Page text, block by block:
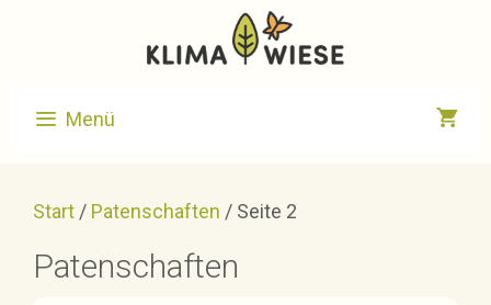
Menü
Start / Patenschaften / Seite 2
Patenschaften